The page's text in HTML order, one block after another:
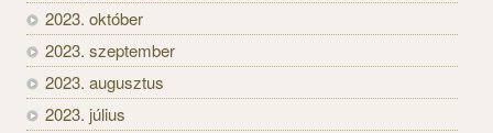
2023. október
2023. szeptember
2023. augusztus
2023. július